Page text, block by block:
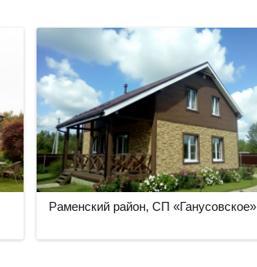
Раменский район, СП «Ганусовское»